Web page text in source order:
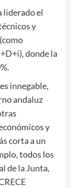
liderado el
y
donde la
innegable,
andaluz
y
corta a un
todos los
de la Junta,